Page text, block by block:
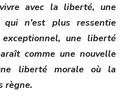
avec la liberté, une
n'est plus ressentie
une liberté
comme une nouvelle
liberté morale où la
règne.